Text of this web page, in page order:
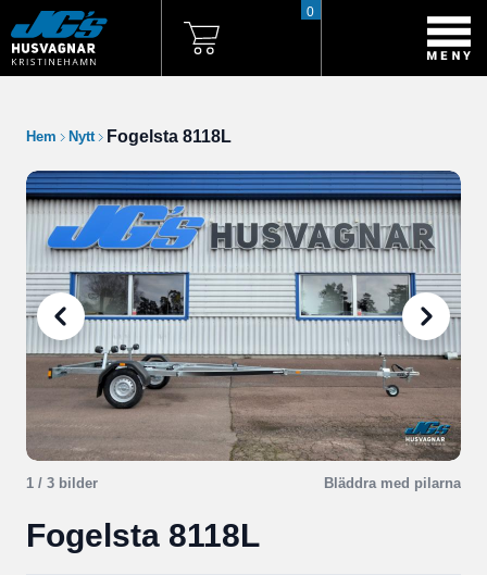
0
Hem Nytt Fogelsta 8118L
1 / 3 bilder Bläddra med pilarna
Fogelsta 8118L